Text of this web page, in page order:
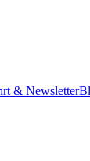
& Newsletter